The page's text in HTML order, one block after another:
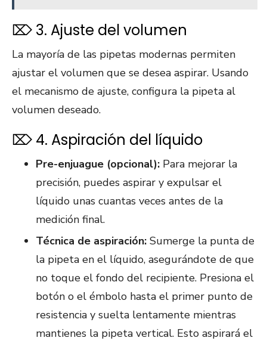
⌦ 3. Ajuste del volumen
La mayoría de las pipetas modernas permiten
ajustar el volumen que se desea aspirar. Usando
el mecanismo de ajuste, configura la pipeta al
volumen deseado.
⌦ 4. Aspiración del líquido
Pre-enjuague (opcional): Para mejorar la
precisión, puedes aspirar y expulsar el
líquido unas cuantas veces antes de la
medición final.
Técnica de aspiración: Sumerge la punta de
la pipeta en el líquido, asegurándote de que
no toque el fondo del recipiente. Presiona el
botón o el émbolo hasta el primer punto de
resistencia y suelta lentamente mientras
mantienes la pipeta vertical. Esto aspirará el